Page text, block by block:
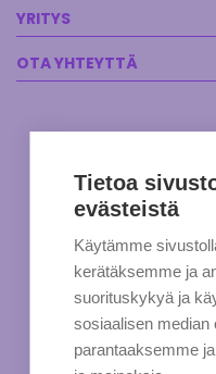
YRITYS
OTA YHTEYTTÄ
Tietoa
evästeistä
Käytämme
kerätäksemme ja
suorituskykyä ja
sosiaalisen
parantaaksemme